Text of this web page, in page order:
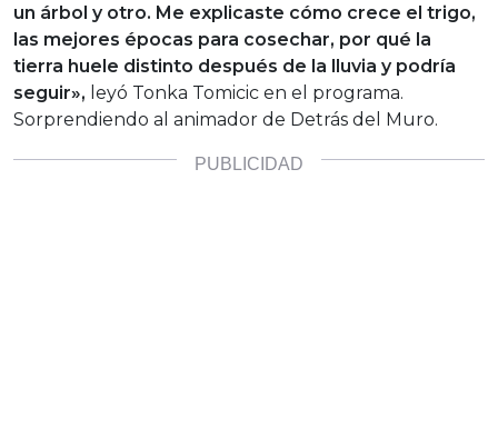
un árbol y otro. Me explicaste cómo crece el trigo,
las mejores épocas para cosechar, por qué la
tierra huele distinto después de la lluvia y podría
seguir», leyó Tonka Tomicic en el programa.
Sorprendiendo al animador de Detrás del Muro.